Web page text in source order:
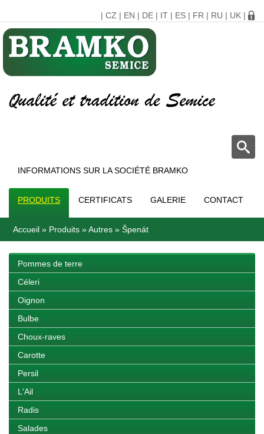
| CZ | EN | DE | IT | ES | FR | RU | UK |
INFORMATIONS SUR LA SOCIÉTÉ BRAMKO
PRODUITS CERTIFICATS GALERIE CONTACT
Accueil » Produits »Autres » Špenát
Pommes de terre
Céleri
Oignon
Bulbe
Choux-raves
Carotte
Persil
L'Ail
Radis
Salades